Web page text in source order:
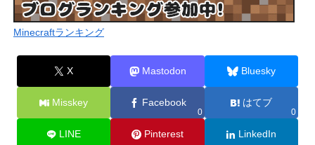
Minecraftランキング
X Mastodon Bluesky
Misskey Facebook
0
はてブ
0
LINE Pinterest LinkedIn